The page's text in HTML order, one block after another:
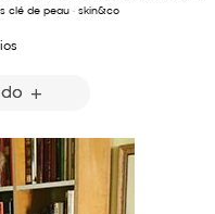
clé de peau· skin&co